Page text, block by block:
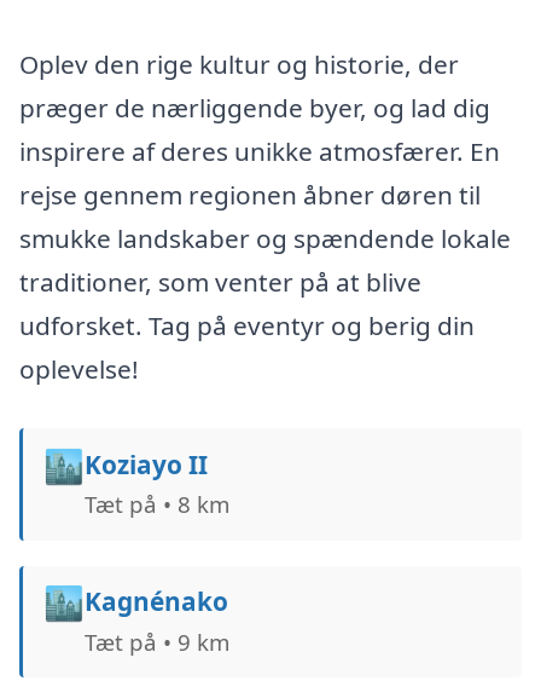
Oplev den rige kultur og historie, der
præger de nærliggende byer, og lad dig
inspirere af deres unikke atmosfærer. En
rejse gennem regionen åbner døren til
smukke landskaber og spændende lokale
traditioner, som venter på at blive
udforsket. Tag på eventyr og berig din
oplevelse!
🏙️Koziayo II
Tæt på • 8 km
🏙️Kagnénako
Tæt på • 9 km